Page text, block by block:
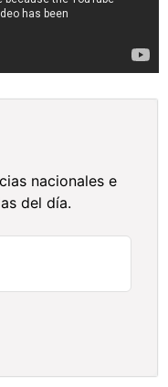
nacionales e
del día.